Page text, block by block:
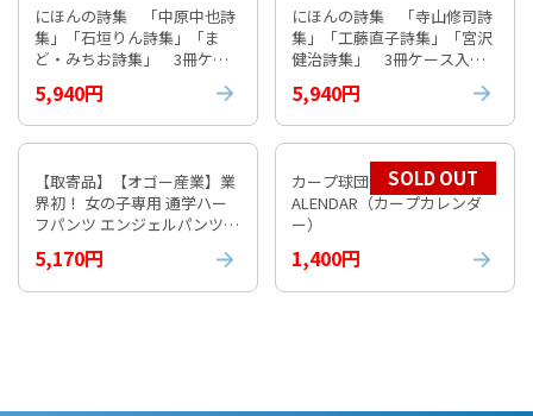
にほんの詩集 「中原中也詩
集」「石垣りん詩集」「ま
ど・みちお詩集」 3冊ケー
5,940円
にほんの詩集 「寺山修司詩
集」「工藤直子詩集」「宮沢
健治詩集」 3冊ケース入り
5,940円
【取寄品】【オゴー産業】業
界初！ 女の子専用 通学ハー
フパンツ エンジェルパンツ
【通常納期1週間程度】
5,170円
カープ球団公式 2026 CARP C
ALENDAR（カープカレンダ
ー）
1,400円
SOLD OUT